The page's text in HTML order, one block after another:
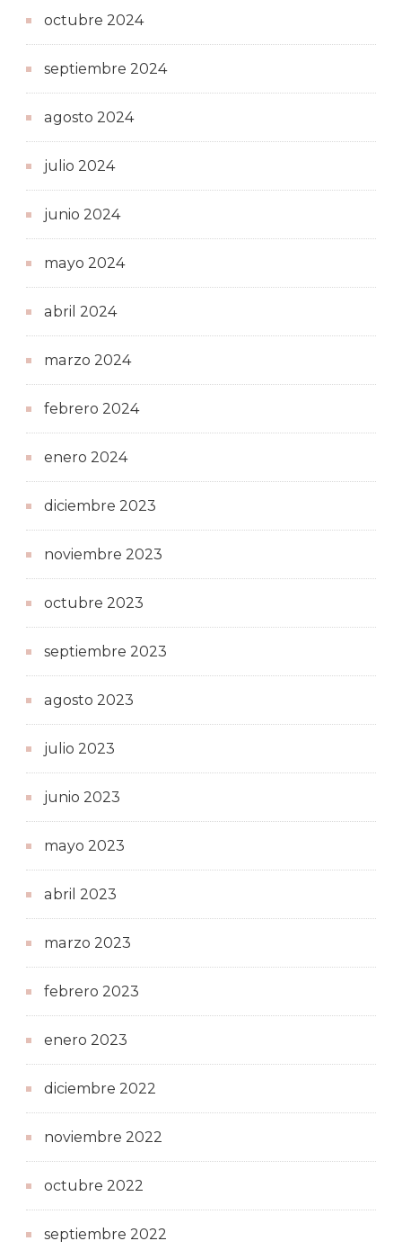
octubre 2024
septiembre 2024
agosto 2024
julio 2024
junio 2024
mayo 2024
abril 2024
marzo 2024
febrero 2024
enero 2024
diciembre 2023
noviembre 2023
octubre 2023
septiembre 2023
agosto 2023
julio 2023
junio 2023
mayo 2023
abril 2023
marzo 2023
febrero 2023
enero 2023
diciembre 2022
noviembre 2022
octubre 2022
septiembre 2022